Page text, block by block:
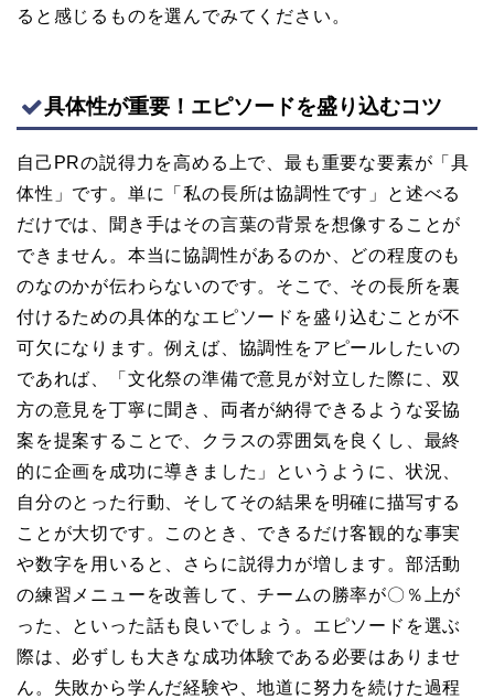
ると感じるものを選んでみてください。
具体性が重要！エピソードを盛り込むコツ
自己PRの説得力を高める上で、最も重要な要素が「具
体性」です。単に「私の長所は協調性です」と述べる
だけでは、聞き手はその言葉の背景を想像することが
できません。本当に協調性があるのか、どの程度のも
のなのかが伝わらないのです。そこで、その長所を裏
付けるための具体的なエピソードを盛り込むことが不
可欠になります。例えば、協調性をアピールしたいの
であれば、「文化祭の準備で意見が対立した際に、双
方の意見を丁寧に聞き、両者が納得できるような妥協
案を提案することで、クラスの雰囲気を良くし、最終
的に企画を成功に導きました」というように、状況、
自分のとった行動、そしてその結果を明確に描写する
ことが大切です。このとき、できるだけ客観的な事実
や数字を用いると、さらに説得力が増します。部活動
の練習メニューを改善して、チームの勝率が〇％上が
った、といった話も良いでしょう。エピソードを選ぶ
際は、必ずしも大きな成功体験である必要はありませ
ん。失敗から学んだ経験や、地道に努力を続けた過程